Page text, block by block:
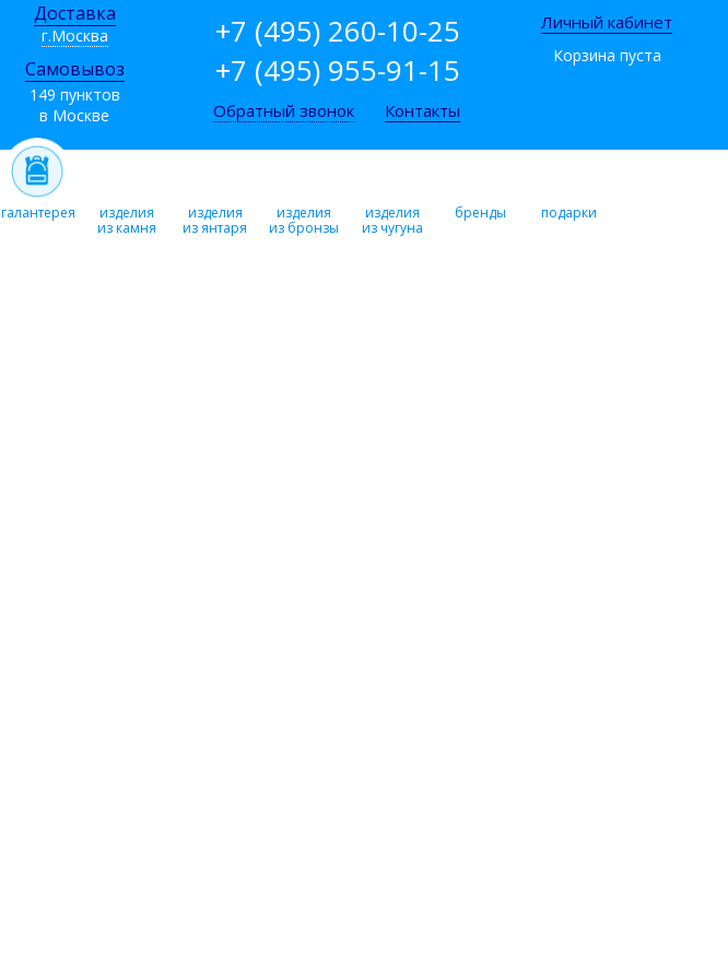
Доставка
г.Москва
Самовывоз
149 пунктов
в Москве
+7 (495) 260-10-25
+7 (495) 955-91-15
Обратный звонок Контакты
Личный кабинет
Корзина пуста
галантерея
изделия
из камня
изделия
из янтаря
изделия
из бронзы
изделия
из чугуна
бренды подарки